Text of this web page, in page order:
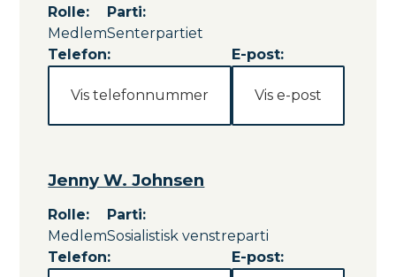
Rolle:
Medlem
Parti:
Senterpartiet
Telefon:
Vis telefonnummer
E-post:
Vis e-post
Jenny W. Johnsen
Rolle:
Medlem
Parti:
Sosialistisk venstreparti
Telefon:
E-post: